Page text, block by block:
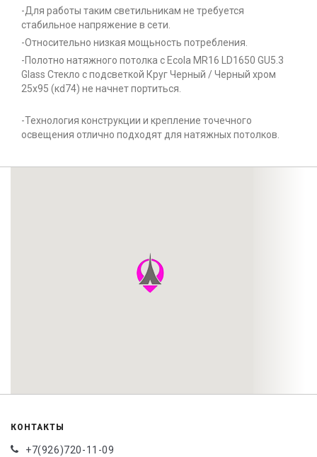
-Для работы таким светильникам не требуется
стабильное напряжение в сети.
-Относительно низкая мощьность потребления.
-Полотно натяжного потолка с Ecola MR16 LD1650 GU5.3
Glass Стекло с подсветкой Круг Черный / Черный хром
25x95 (кd74) не начнет портиться.
-Технология конструкции и крепление точечного
освещения отлично подходят для натяжных потолков.
КОНТАКТЫ
+7(926)720-11-09